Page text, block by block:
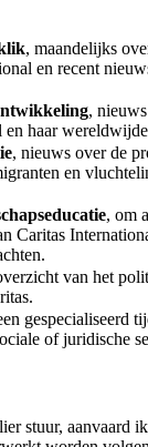
, maandelijks
en recent
,
en haar
, nieuws over de
en
, om
Caritas
van het
gespecialiseerd
of juridische